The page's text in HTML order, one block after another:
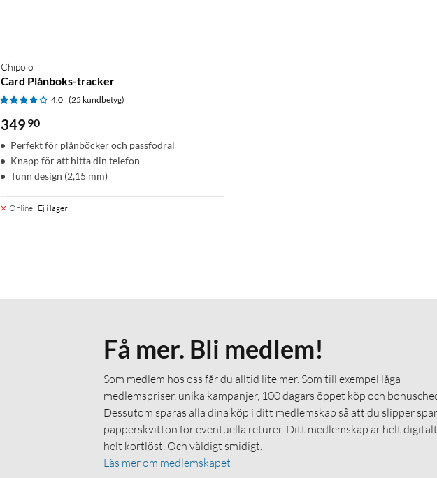
Chipolo
Card Plånboks-tracker
4.0 (25 kundbetyg)
349 90
Perfekt för plånböcker och passfodral
Knapp för att hitta din telefon
Tunn design (2,15 mm)
Online: Ej i lager
Få mer. Bli medlem!
Som medlem hos oss får du alltid lite mer. Som till exempel låga
medlemspriser, unika kampanjer, 100 dagars öppet köp och
Dessutom sparas alla dina köp i ditt medlemskap så att du slipper
papperskvitton för eventuella returer. Ditt medlemskap är helt
helt kortlöst. Och väldigt smidigt.
Läs mer om medlemskapet